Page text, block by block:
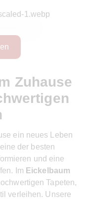
Zuhause
ein neues Leben
der besten
und eine
Im Eickelbaum
Tapeten,
verleihen. Unsere